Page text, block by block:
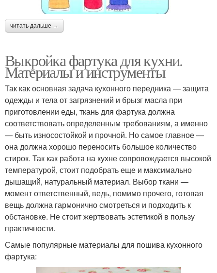
читать дальше →
Выкройка фартука для кухни.
Материалы и инструменты
Так как основная задача кухонного передника — защита
одежды и тела от загрязнений и брызг масла при
приготовлении еды, ткань для фартука должна
соответствовать определенным требованиям, а именно
— быть износостойкой и прочной. Но самое главное —
она должна хорошо переносить большое количество
стирок. Так как работа на кухне сопровождается высокой
температурой, стоит подобрать еще и максимально
дышащий, натуральный материал. Выбор ткани —
момент ответственный, ведь, помимо прочего, готовая
вещь должна гармонично смотреться и подходить к
обстановке. Не стоит жертвовать эстетикой в пользу
практичности.
Самые популярные материалы для пошива кухонного
фартука: